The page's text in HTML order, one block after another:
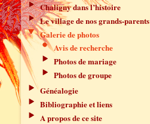
Chaligny dans l’histoire
Le village de nos grands-parents
Galerie de photos
Avis de recherche
Photos de mariage
Photos de groupe
Généalogie
Bibliographie et liens
A propos de ce site